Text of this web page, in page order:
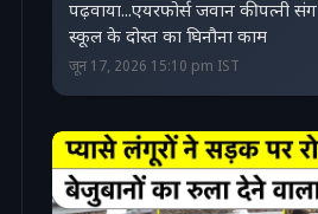
पढ़वाया...एयरफोर्स जवान की पत्नी संग
स्कूल के दोस्त का घिनौना काम
जून 17, 2026 15:10 pm IST